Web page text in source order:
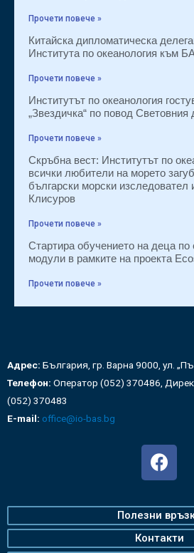
Прочети повече »
Китайска дипломатическа
Института по океанология към
Прочети повече »
Институтът по океанология
„Звездичка“ по повод Световния
Прочети повече »
Скръбна вест: Институтът по
всички любители на морето
български морски
Клисуров
Прочети повече »
Стартира обучението на деца по
модули в рамките на проекта
Прочети повече »
Адрес: България, гр. Варна 9000, ул.
Телефон: Оператор (052) 370486,
(052) 370483
E-mail: office@io-bas.bg
Полезни
Контакти